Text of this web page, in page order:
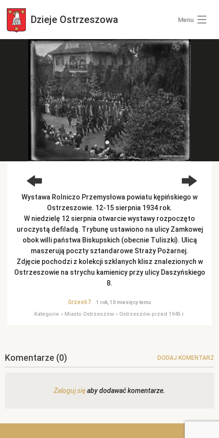
Dzieje Ostrzeszowa Menu
Wszystkie zdjęcia
Kategorie zdjęć
Zaloguj się
+ Dodaj zdjęcia
Wystawa Rolniczo Przemysłowa powiatu kępińskiego w
Ostrzeszowie. 12-15 sierpnia 1934 rok.
W niedzielę 12 sierpnia otwarcie wystawy rozpoczęto
uroczystą defiladą. Trybunę ustawiono na ulicy Zamkowej
obok willi państwa Biskupskich (obecnie Tuliszki). Ulicą
maszerują poczty sztandarowe Straży Pożarnej.
Zdjęcie pochodzi z kolekcji szklanych klisz znalezionych w
Ostrzeszowie na strychu kamienicy przy ulicy Daszyńskiego
8.
Grzes67 1 rok, 10 miesięcy temu
Kategorie » Miasto Ostrzeszów » Ostrzeszów przed 1945 r.
Komentarze (0) DODAJ KOMENTARZ
Zaloguj sięaby dodawać komentarze.